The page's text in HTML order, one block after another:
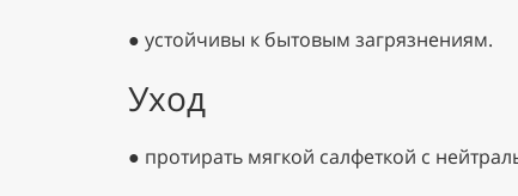
● устойчивы к бытовым загрязнениям.
Уход
● протирать мягкой салфеткой с